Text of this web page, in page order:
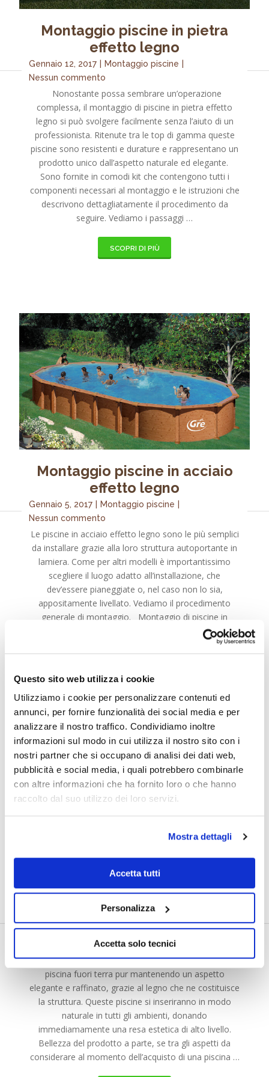
Questo sito web utilizza i cookie
Utilizziamo i cookie per personalizzare contenuti ed
annunci, per fornire funzionalità dei social media e per
analizzare il nostro traffico. Condividiamo inoltre
informazioni sul modo in cui utilizza il nostro sito con i
nostri partner che si occupano di analisi dei dati web,
pubblicità e social media, i quali potrebbero combinarle
con altre informazioni che ha fornito loro o che hanno
raccolto dal suo utilizzo dei loro servizi.
Mostra dettagli
Accetta tutti
Personalizza
Accetta solo tecnici
Montaggio piscine in pietra
effetto legno
Gennaio 12, 2017 Montaggio piscine
Nessun commento
Nonostante possa sembrare un’operazione
complessa, il montaggio di piscine in pietra effetto
legno si può svolgere facilmente senza l’aiuto di un
professionista. Ritenute tra le top di gamma queste
piscine sono resistenti e durature e rappresentano un
prodotto unico dall’aspetto naturale ed elegante.
Sono fornite in comodi kit che contengono tutti i
componenti necessari al montaggio e le istruzioni che
descrivono dettagliatamente il procedimento da
seguire. Vediamo i passaggi …
SCOPRI DI PIÙ
Montaggio piscine in acciaio
effetto legno
Gennaio 5, 2017 Montaggio piscine
Nessun commento
Le piscine in acciaio effetto legno sono le più semplici
da installare grazie alla loro struttura autoportante in
lamiera. Come per altri modelli è importantissimo
scegliere il luogo adatto all’installazione, che
dev’essere pianeggiate o, nel caso non lo sia,
appositamente livellato. Vediamo il procedimento
generale di montaggio. Montaggio di piscine in
acciaio effetto legno 1. Tracciatura della zona di
installazione Per agevolare l’installazione si consiglia di
struttura in legno
Montaggio piscine
Nessun commento
Scegliere una piscina in legno comporta numerosi
vantaggi, primo tra tutti la comodità di avere una
piscina fuori terra pur mantenendo un aspetto
elegante e raffinato, grazie al legno che ne costituisce
la struttura. Queste piscine si inseriranno in modo
naturale in tutti gli ambienti, donando
immediamamente una resa estetica di alto livello.
Bellezza del prodotto a parte, se tra gli aspetti da
considerare al momento dell’acquisto di una piscina …